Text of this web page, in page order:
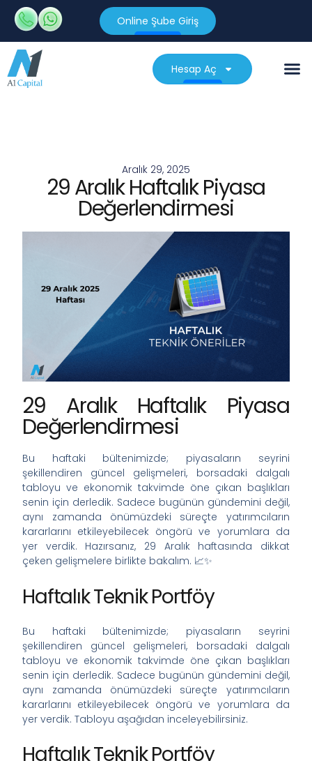
Online Şube Giriş
Hesap Aç
Aralık 29, 2025
29 Aralık Haftalık Piyasa
Değerlendirmesi
29 Aralık Haftalık Piyasa
Değerlendirmesi
Bu haftaki bültenimizde; piyasaların seyrini
şekillendiren güncel gelişmeleri, borsadaki dalgalı
tabloyu ve ekonomik takvimde öne çıkan başlıkları
senin için derledik. Sadece bugünün gündemini değil,
aynı zamanda önümüzdeki süreçte yatırımcıların
kararlarını etkileyebilecek öngörü ve yorumlara da
yer verdik. Hazırsanız, 29 Aralık haftasında dikkat
çeken gelişmelere birlikte bakalım. 📈✨
Haftalık Teknik Portföy
Bu haftaki bültenimizde; piyasaların seyrini
şekillendiren güncel gelişmeleri, borsadaki dalgalı
tabloyu ve ekonomik takvimde öne çıkan başlıkları
senin için derledik. Sadece bugünün gündemini değil,
aynı zamanda önümüzdeki süreçte yatırımcıların
kararlarını etkileyebilecek öngörü ve yorumlara da
yer verdik. Tabloyu aşağıdan inceleyebilirsiniz.
Haftalık Teknik Portföy